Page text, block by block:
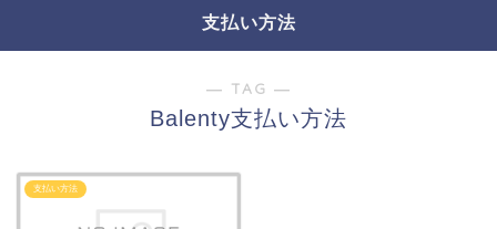
支払い方法
― TAG ―
Balenty支払い方法
支払い方法